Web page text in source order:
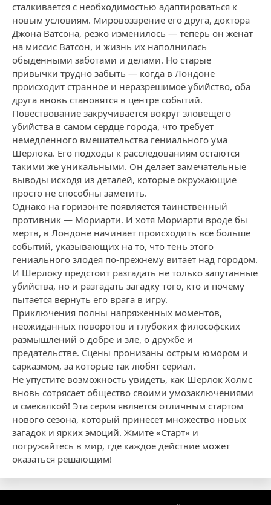
сталкивается с необходимостью адаптироваться к
новым условиям. Мировоззрение его друга, доктора
Джона Ватсона, резко изменилось — теперь он женат
на миссис Ватсон, и жизнь их наполнилась
обыденными заботами и делами. Но старые
привычки трудно забыть — когда в Лондоне
происходит странное и неразрешимое убийство, оба
друга вновь становятся в центре событий.
Повествование закручивается вокруг зловещего
убийства в самом сердце города, что требует
немедленного вмешательства гениального ума
Шерлока. Его подходы к расследованиям остаются
такими же уникальными. Он делает замечательные
выводы исходя из деталей, которые окружающие
просто не способны заметить.
Однако на горизонте появляется таинственный
противник — Мориарти. И хотя Мориарти вроде бы
мертв, в Лондоне начинает происходить все больше
событий, указывающих на то, что тень этого
гениального злодея по-прежнему витает над городом.
И Шерлоку предстоит разгадать не только запутанные
убийства, но и разгадать загадку того, кто и почему
пытается вернуть его врага в игру.
Приключения полны напряженных моментов,
неожиданных поворотов и глубоких философских
размышлений о добре и зле, о дружбе и
предательстве. Сцены пронизаны острым юмором и
сарказмом, за которые так любят сериал.
Не упустите возможность увидеть, как Шерлок Холмс
вновь сотрясает общество своими умозаключениями
и смекалкой! Эта серия является отличным стартом
нового сезона, который принесет множество новых
загадок и ярких эмоций. Жмите «Старт» и
погружайтесь в мир, где каждое действие может
оказаться решающим!